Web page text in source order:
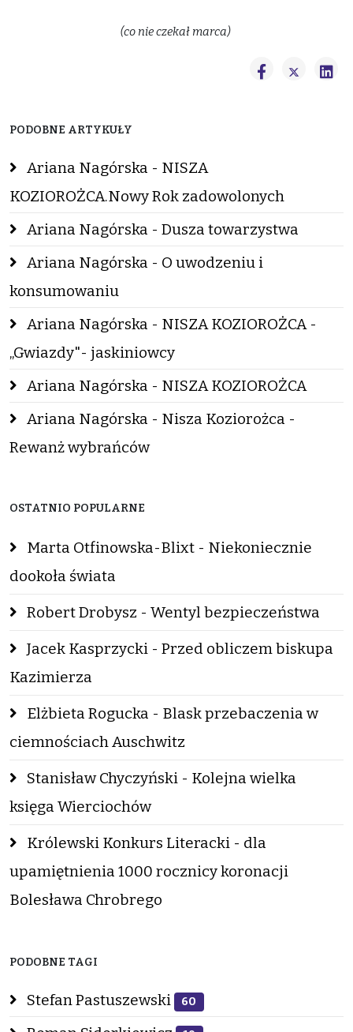
(co nie czekał marca)
PODOBNE ARTYKUŁY
Ariana Nagórska - NISZA
KOZIOROŻCA.Nowy Rok zadowolonych
Ariana Nagórska - Dusza towarzystwa
Ariana Nagórska - O uwodzeniu i
konsumowaniu
Ariana Nagórska - NISZA KOZIOROŻCA -
„Gwiazdy"- jaskiniowcy
Ariana Nagórska - NISZA KOZIOROŻCA
Ariana Nagórska - Nisza Koziorożca -
Rewanż wybrańców
OSTATNIO POPULARNE
Marta Otfinowska-Blixt - Niekoniecznie
dookoła świata
Robert Drobysz - Wentyl bezpieczeństwa
Jacek Kasprzycki - Przed obliczem biskupa
Kazimierza
Elżbieta Rogucka - Blask przebaczenia w
ciemnościach Auschwitz
Stanisław Chyczyński - Kolejna wielka
księga Wierciochów
Królewski Konkurs Literacki - dla
upamiętnienia 1000 rocznicy koronacji
Bolesława Chrobrego
PODOBNE TAGI
Stefan Pastuszewski 60